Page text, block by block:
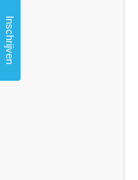
Inschrijven